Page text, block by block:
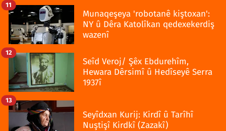
Munaqeşeya 'robotanê kiştoxan':
NY û Dêra Katolîkan qedexekerdiş
wazenî
11
Seîd Veroj/ Şêx Ebdurehîm,
Hewara Dêrsimî û Hedîseyê Serra
1937î
12
Seyîdxan Kurij: Kirdî û Tarîhî
Nuştişî Kirdkî (Zazakî)
13